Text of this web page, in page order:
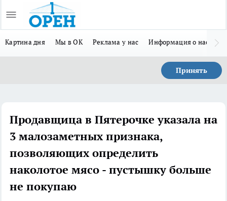
Картина дня Мы в ОК Реклама у нас Информация о нас
Принять
Продавщица в Пятерочке указала на
3 малозаметных признака,
позволяющих определить
наколотое мясо - пустышку больше
не покупаю